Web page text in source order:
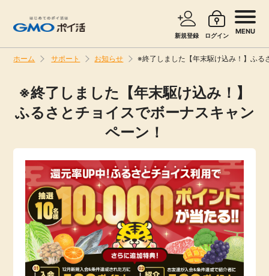
新規登録 ログイン MENU
お知らせ
新着
高還元
無料
即日還元
ホーム サポート お知らせ ※終了しました【年末駆け込み！】ふ
サービスで探す ショッピングで探す
旅行・レンタカー
エンタメ
クレジットカード
暮らし
※終了しました【年末駆け込み！】
ふるさとチョイスでボーナスキャン
ペーン！